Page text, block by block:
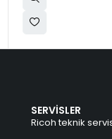
SERVİSLER
Ricoh teknik